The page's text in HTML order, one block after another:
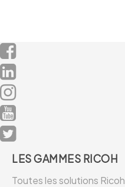
LES GAMMES RICOH
Toutes les solutions Ricoh